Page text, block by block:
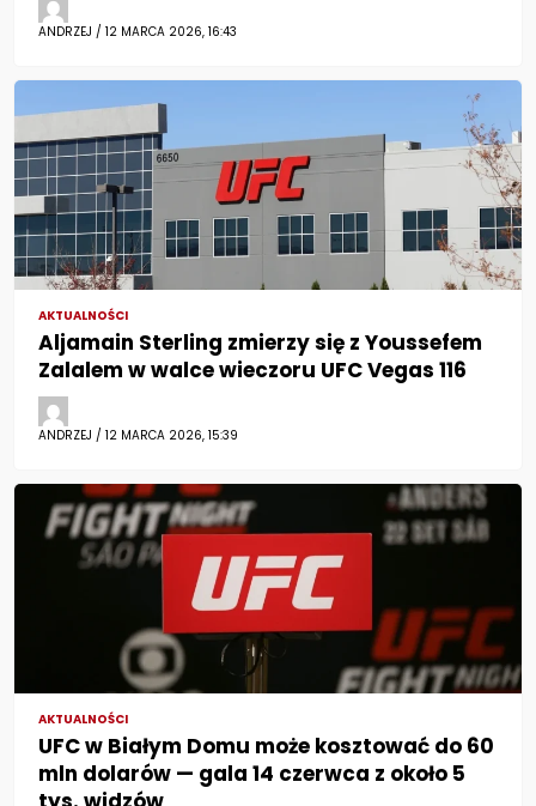
ANDRZEJ / 12 MARCA 2026, 16:43
AKTUALNOŚCI
Aljamain Sterling zmierzy się z Youssefem
Zalalem w walce wieczoru UFC Vegas 116
ANDRZEJ / 12 MARCA 2026, 15:39
AKTUALNOŚCI
UFC w Białym Domu może kosztować do 60
mln dolarów — gala 14 czerwca z około 5